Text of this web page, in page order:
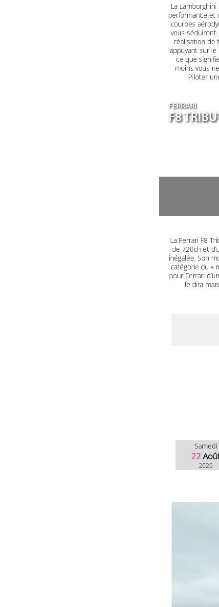
La
performance et
courbes
vous
réalisation de
appuyant sur le
ce que
moins vous
Piloter
FERRARI
F8
La Ferrari F8
de 720ch et
inégalée. Son
catégorie du «
pour Ferrari
le dira
Samedi
22
2026